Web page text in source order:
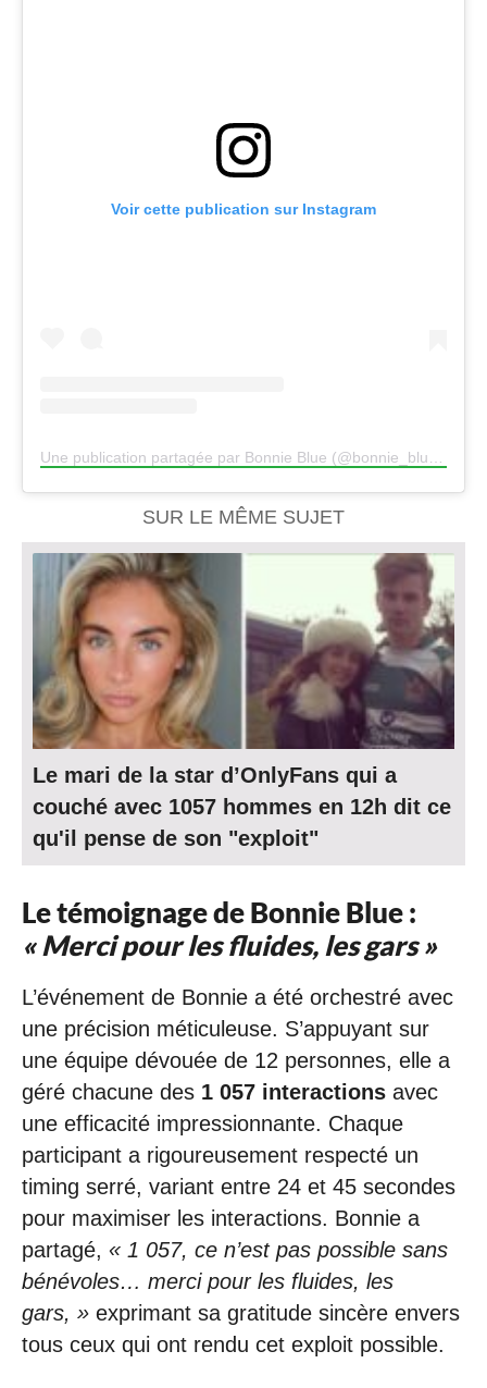
Voir cette publication sur Instagram
SUR LE MÊME SUJET
Le mari de la star d’OnlyFans qui a
couché avec 1057 hommes en 12h dit ce
qu'il pense de son "exploit"
Le témoignage de Bonnie Blue :
« Merci pour les fluides, les gars »
L’événement de Bonnie a été orchestré avec
une précision méticuleuse. S’appuyant sur
une équipe dévouée de 12 personnes, elle a
géré chacune des 1 057 interactions avec
une efficacité impressionnante. Chaque
participant a rigoureusement respecté un
timing serré, variant entre 24 et 45 secondes
pour maximiser les interactions. Bonnie a
partagé, « 1 057, ce n’est pas possible sans
bénévoles… merci pour les fluides, les
gars, » exprimant sa gratitude sincère envers
tous ceux qui ont rendu cet exploit possible.